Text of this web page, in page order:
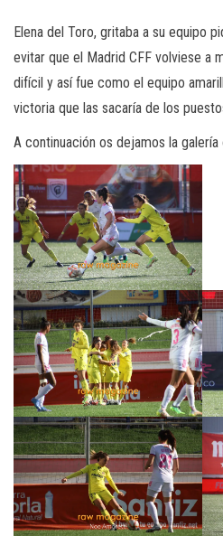
Elena del Toro, gritaba a su equipo
evitar que el Madrid CFF volviese a
difícil y así fue como el equipo
victoria que las sacaría de los
A continuación os dejamos la galería